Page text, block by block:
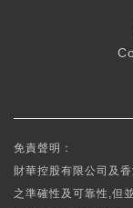
免責聲明：
財華控股有限公司及
之準確性及可靠性,但